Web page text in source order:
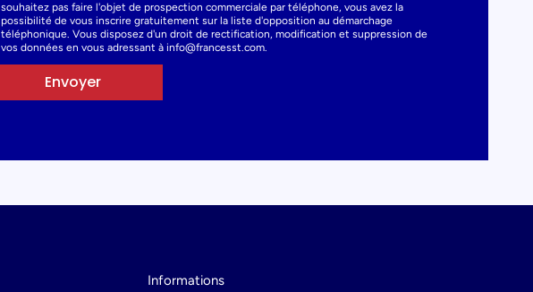
souhaitez pas faire l'objet de prospection commerciale par téléphone, vous avez la
possibilité de vous inscrire gratuitement sur la liste d'opposition au démarchage
téléphonique. Vous disposez d'un droit de rectification, modification et suppression de
vos données en vous adressant à info@francesst.com.
Envoyer
Informations